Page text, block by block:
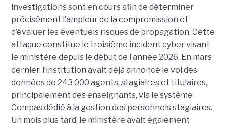
investigations sont en cours afin de déterminer
précisément l’ampleur de la compromission et
d’évaluer les éventuels risques de propagation. Cette
attaque constitue le troisième incident cyber visant
le ministère depuis le début de l’année 2026. En mars
dernier, l’institution avait déjà annoncé le vol des
données de 243 000 agents, stagiaires et titulaires,
principalement des enseignants, via le système
Compas dédié à la gestion des personnels stagiaires.
Un mois plus tard, le ministère avait également